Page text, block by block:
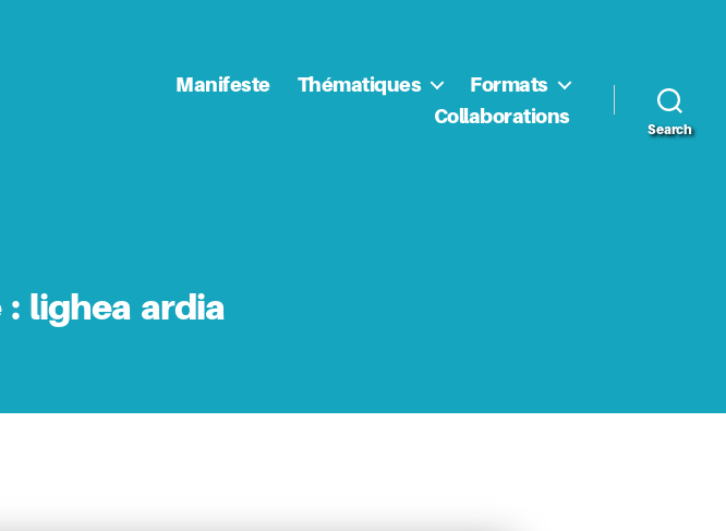
Manifeste Thématiques
Formats
Collaborations
Search
: lighea ardia